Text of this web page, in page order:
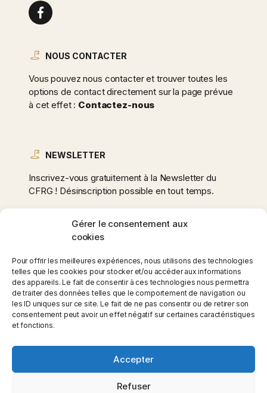
Gérer le consentement aux
cookies
Pour offrir les meilleures expériences, nous utilisons des technologies
telles que les cookies pour stocker et/ou accéder aux informations
des appareils. Le fait de consentir à ces technologies nous permettra
de traiter des données telles que le comportement de navigation ou
les ID uniques sur ce site. Le fait de ne pas consentir ou de retirer son
consentement peut avoir un effet négatif sur certaines caractéristiques
et fonctions.
Accepter
Refuser
NOUS CONTACTER
Vous pouvez nous contacter et trouver toutes les
options de contact directement sur la page prévue
à cet effet : Contactez-nous
NEWSLETTER
Inscrivez-vous gratuitement à la Newsletter du
CFRG ! Désinscription possible en tout temps.
e-
mail
*
Copyright ©2026 Club Fauteuil Roulant Gruyère - Site